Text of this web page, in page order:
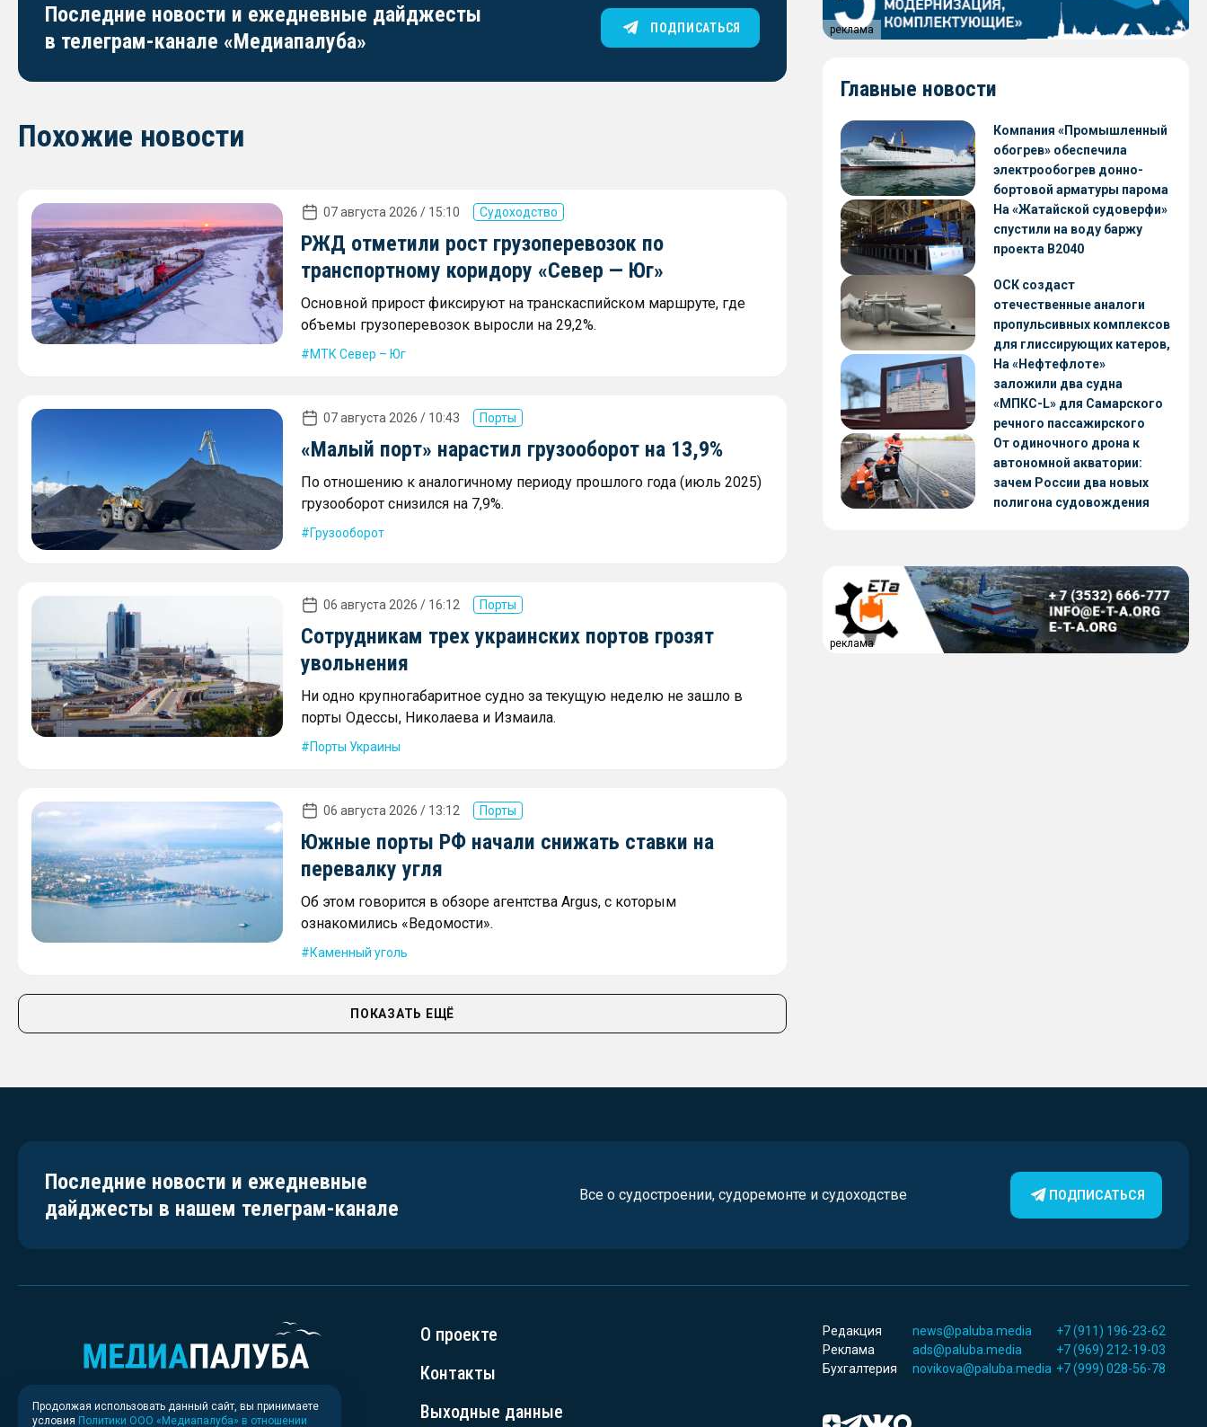
Последние новости и ежедневные дайджесты
в телеграм-канале «Медиапалуба»
ПОДПИСАТЬСЯ
Похожие новости
07 августа 2026 / 15:10 Судоходство
РЖД отметили рост грузоперевозок по
транспортному коридору «Север — Юг»
Основной прирост фиксируют на транскаспийском маршруте, где
объемы грузоперевозок выросли на 29,2%.
МТК Север – Юг
07 августа 2026 / 10:43 Порты
«Малый порт» нарастил грузооборот на 13,9%
По отношению к аналогичному периоду прошлого года (июль 2025)
грузооборот снизился на 7,9%.
Грузооборот
06 августа 2026 / 16:12 Порты
Сотрудникам трех украинских портов грозят
увольнения
Ни одно крупногабаритное судно за текущую неделю не зашло в
порты Одессы, Николаева и Измаила.
Порты Украины
06 августа 2026 / 13:12 Порты
Южные порты РФ начали снижать ставки на
перевалку угля
Об этом говорится в обзоре агентства Argus, с которым
ознакомились «Ведомости».
Каменный уголь
ПОКАЗАТЬ ЕЩЁ
реклама
Главные новости
Компания «Промышленный
обогрев» обеспечила
электрообогрев донно-
бортовой арматуры парома
«Петропавловск» проекта
CNF22
На «Жатайской судоверфи»
спустили на воду баржу
проекта В2040
ОСК создаст
отечественные аналоги
пропульсивных комплексов
для глиссирующих катеров,
скоростных судов и судов с
малой осадкой
На «Нефтефлоте»
заложили два судна
«МПКС-L» для Самарского
речного пассажирского
предприятия
От одиночного дрона к
автономной акватории:
зачем России два новых
полигона судовождения
реклама
Последние новости и ежедневные
дайджесты в нашем телеграм-канале
Все о судостроении, судоремонте и судоходстве ПОДПИСАТЬСЯ
О проекте
Контакты
Выходные данные
Редакция news@paluba.media
+7 (911) 196-23-62
Реклама
ads@paluba.media
+7 (969) 212-19-03
Бухгалтерия
novikova@paluba.media +7 (999) 028-56-78
Продолжая использовать данный сайт, вы принимаете
условия Политики ООО «Медиапалуба» в отношении